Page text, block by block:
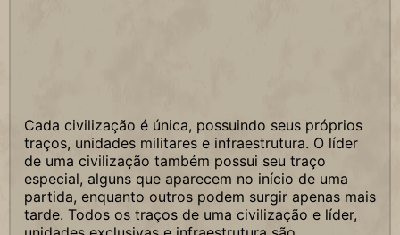
Cada civilização é única, possuindo seus próprios
traços, unidades militares e infraestrutura. O líder
de uma civilização também possui seu traço
especial, alguns que aparecem no início de uma
partida, enquanto outros podem surgir apenas mais
tarde. Todos os traços de uma civilização e líder,